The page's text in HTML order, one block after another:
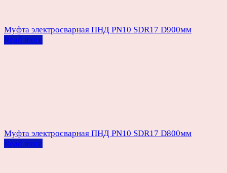
Муфта электросварная ПНД PN10 SDR17 D900мм
Read more
Муфта электросварная ПНД PN10 SDR17 D800мм
Read more